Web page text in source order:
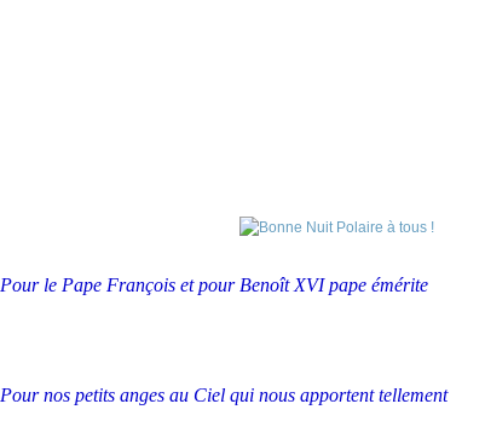
Pour le Pape François et pour Benoît XVI pape émérite
Pour nos petits anges au Ciel qui nous apportent tellement